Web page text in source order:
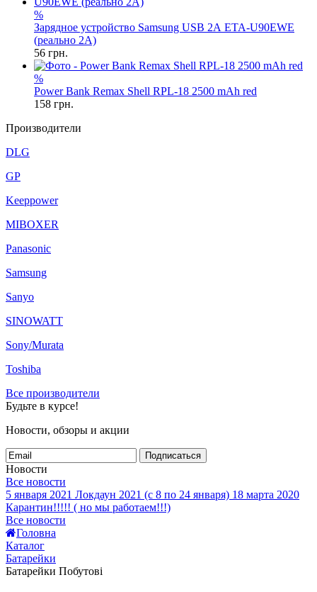
%
Зарядное устройство Samsung USB 2А ETA-U90EWE
(реально 2A)
56 грн.
%
Power Bank Remax Shell RPL-18 2500 mAh red
158 грн.
Производители
DLG
GP
Keeppower
MIBOXER
Panasonic
Samsung
Sanyo
SINOWATT
Sony/Murata
Toshiba
Все производители
Будьте в курсе!
Новости, обзоры и акции
Подписаться
Новости
Все новости
5 января 2021 Локдаун 2021 (с 8 по 24 января) 18 марта 2020
Карантин!!!!! ( но мы работаем!!!)
Все новости
Головна
Каталог
Батарейки
Батарейки Побутові